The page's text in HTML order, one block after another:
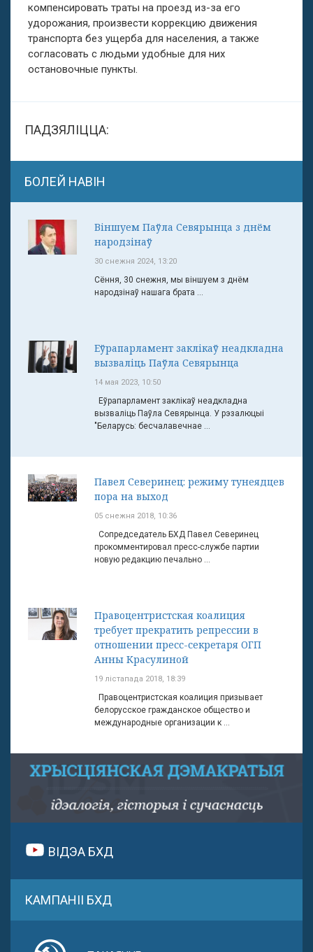
компенсировать траты на проезд из-за его
удорожания, произвести коррекцию движения
транспорта без ущерба для населения, а также
согласовать с людьми удобные для них
остановочные пункты.
ПАДЗЯЛІЦЦА:
БОЛЕЙ НАВІН
Віншуем Паўла Севярынца з днём
народзінаў
30 снежня 2024, 13:20
Сёння, 30 снежня, мы віншуем з днём
народзінаў нашага брата ...
Еўрапарламент заклікаў неадкладна
вызваліць Паўла Севярынца
14 мая 2023, 10:50
Еўрапарламент заклікаў неадкладна
вызваліць Паўла Севярынца. У рэзалюцыі
"Беларусь: бесчалавечнае ...
Павел Северинец: режиму тунеядцев
пора на выход
05 снежня 2018, 10:36
Сопредседатель БХД Павел Северинец
прокомментировал пресс-службе партии
новую редакцию печально ...
Правоцентристская коалиция
требует прекратить репрессии в
отношении пресс-секретаря ОГП
Анны Красулиной
19 лістапада 2018, 18:39
Правоцентристская коалиция призывает
белорусское гражданское общество и
международные организации к ...
ВІДЭА БХД
КАМПАНІІ БХД